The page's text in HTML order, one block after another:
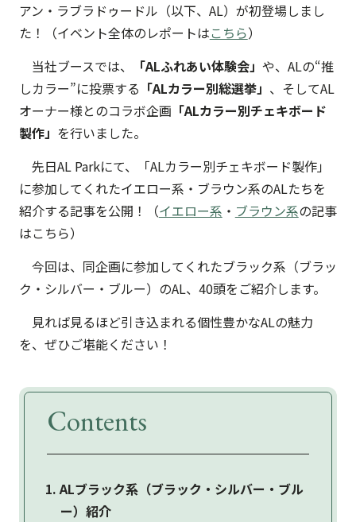
アン・ラブラドゥードル（以下、AL）が初登場しまし
た！（イベント全体のレポートはこちら）
当社ブースでは、
「ALふれあい体験会」 や、ALの“推
しカラー”に投票する 「ALカラー別総選挙」 、そしてAL
オーナー様とのコラボ企画 「ALカラー別チェキボード
製作」 を行いました。
先日AL Parkにて、「ALカラー別チェキボード製作」
に参加してくれたイエロー系・ブラウン系のALたちを
紹介する記事を公開！（イエロー系 ・ ブラウン系の記事
はこちら）
今回は、同企画に参加してくれたブラック系（ブラッ
ク・シルバー・ブルー）のAL、40頭をご紹介します。
見れば見るほど引き込まれる個性豊かなALの魅力
を、ぜひご堪能ください！
Contents
ALブラック系（ブラック・シルバー・ブル
ー）紹介